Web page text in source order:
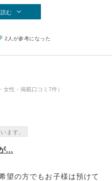
む
2人が参考になった
女性・掲載口コミ7件）
ます。
…
望の方でもお子様は預けて